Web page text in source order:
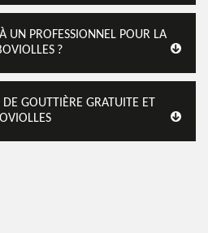
UN PROFESSIONNEL POUR LA
?
GOUTTIÈRE GRATUITE ET